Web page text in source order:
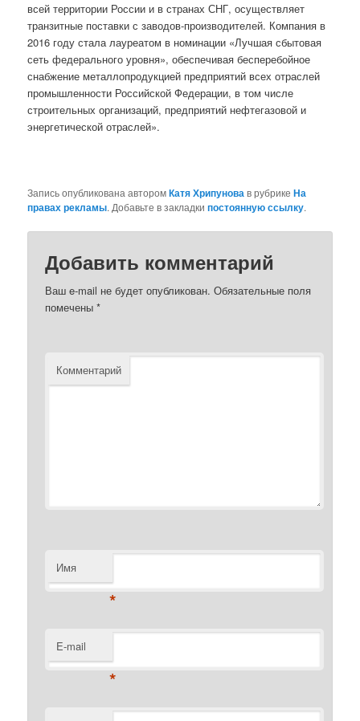
всей территории России и в странах СНГ, осуществляет
транзитные поставки с заводов-производителей. Компания в
2016 году стала лауреатом в номинации «Лучшая сбытовая
сеть федерального уровня», обеспечивая бесперебойное
снабжение металлопродукцией предприятий всех отраслей
промышленности Российской Федерации, в том числе
строительных организаций, предприятий нефтегазовой и
энергетической отраслей».
Запись опубликована авторомКатя Хрипуновав рубрикеНа
правах рекламы. Добавьте в закладкипостоянную ссылку.
Добавить комментарий
Ваш e-mail не будет опубликован. Обязательные поля
помечены*
Комментарий
Имя
*
E-mail
*